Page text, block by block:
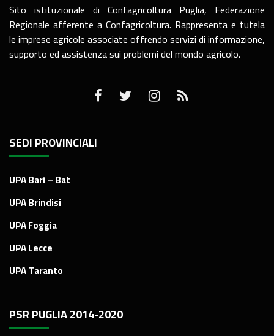
Sito istituzionale di Confagricoltura Puglia, Federazione
Regionale afferente a Confagricoltura. Rappresenta e tutela
le imprese agricole associate offrendo servizi di informazione,
supporto ed assistenza sui problemi del mondo agricolo.
SEDI PROVINCIALI
UPA Bari – Bat
UPA Brindisi
UPA Foggia
UPA Lecce
UPA Taranto
PSR PUGLIA 2014-2020